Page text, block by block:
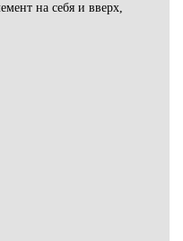
на себя и вверх,